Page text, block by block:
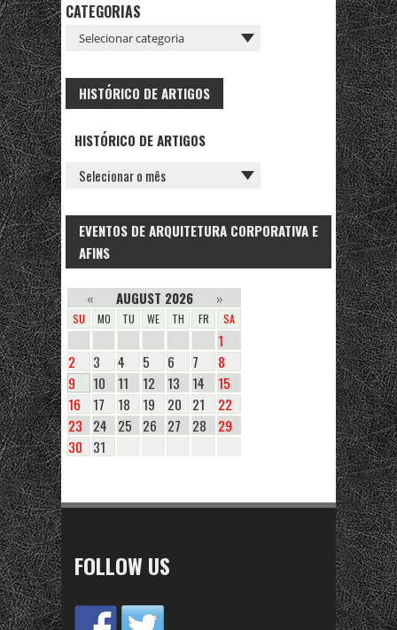
CATEGORIAS
HISTÓRICO DE ARTIGOS
HISTÓRICO DE ARTIGOS
EVENTOS DE ARQUITETURA CORPORATIVA E
AFINS
« AUGUST 2026 »
SU MO TU WE TH FR SA
1
2
3 4 5 6 7
8
9
10 11 12 13 14
15
16
17 18 19 20 21
22
23
24 25 26 27 28
29
30
31
FOLLOW US